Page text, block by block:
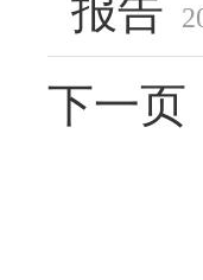
报告
下一页